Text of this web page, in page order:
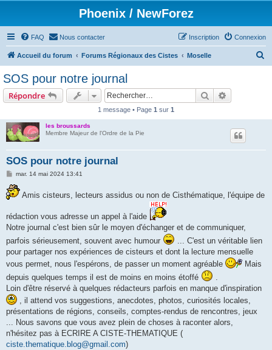
Phoenix / NewForez
FAQ Nous contacter Connexion
Inscription
Accueil du forum Forums Régionaux des Cistes Moselle
SOS pour notre journal
Répondre Rechercher
1 message • Page 1 sur 1
les broussards
Membre Majeur de l'Ordre de la Pie
SOS pour notre journal
M
s
s
e
mar. 14 mai 2024 13:41
Amis cisteurs, lecteurs assidus ou non de Cisthématique, l'équipe de
rédaction vous adresse un appel à l'aide
Notre journal c'est bien sûr le moyen d'échanger et de communiquer,
parfois sérieusement, souvent avec humour
... C'est un véritable lien
pour partager nos expériences de cisteurs et dont la lecture mensuelle
vous permet, nous l'espérons, de passer un moment agréable
Mais
depuis quelques temps il est de moins en moins étoffé
.
Loin d'être réservé à quelques rédacteurs parfois en manque d'inspiration
, il attend vos suggestions, anecdotes, photos, curiosités locales,
présentations de régions, conseils, comptes-rendus de rencontres, jeux
... Nous savons que vous avez plein de choses à raconter alors,
n'hésitez pas à ECRIRE A CISTE-THEMATIQUE (
ciste.thematique.blog@gmail.com)